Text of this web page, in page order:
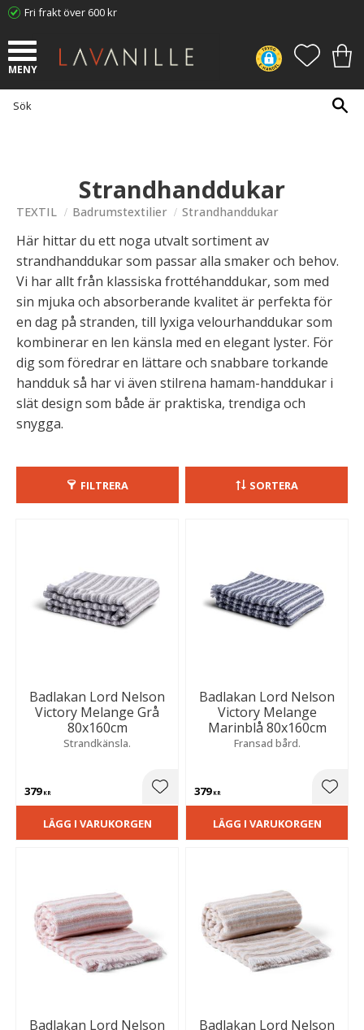
Fri frakt över 600 kr
Strandhanddukar
TEXTIL Badrumstextilier Strandhanddukar
Här hittar du ett noga utvalt sortiment av
strandhanddukar som passar alla smaker och behov.
Vi har allt från klassiska frottéhanddukar, som med
sin mjuka och absorberande kvalitet är perfekta för
en dag på stranden, till lyxiga velourhanddukar som
kombinerar en len känsla med en elegant lyster. För
dig som föredrar en lättare och snabbare torkande
handduk så har vi även stilrena hamam-handdukar i
slät design som både är praktiska, trendiga och
snygga.
FILTRERA SORTERA
Badlakan Lord Nelson
Victory Melange Grå
80x160cm
Strandkänsla.
379KR Lägg till i favoriter
LÄGG I VARUKORGEN
Badlakan Lord Nelson
Victory Melange
Marinblå 80x160cm
Fransad bård.
379KR
LÄGG I VARUKORGEN
Badlakan Lord Nelson
Badlakan Lord Nelson